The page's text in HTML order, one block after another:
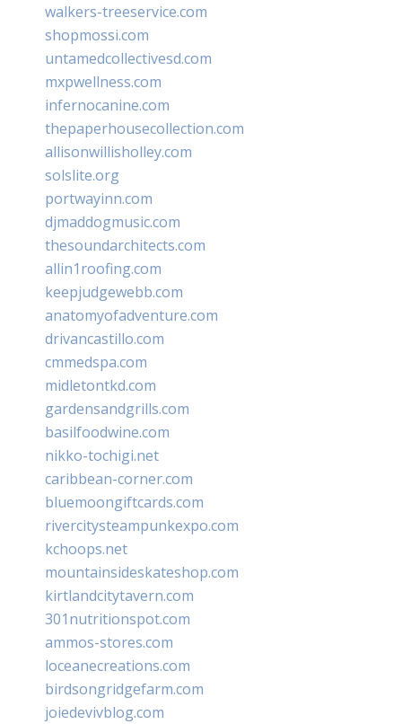
walkers-treeservice.com
shopmossi.com
untamedcollectivesd.com
mxpwellness.com
infernocanine.com
thepaperhousecollection.com
allisonwillisholley.com
solslite.org
portwayinn.com
djmaddogmusic.com
thesoundarchitects.com
allin1roofing.com
keepjudgewebb.com
anatomyofadventure.com
drivancastillo.com
cmmedspa.com
midletontkd.com
gardensandgrills.com
basilfoodwine.com
nikko-tochigi.net
caribbean-corner.com
bluemoongiftcards.com
rivercitysteampunkexpo.com
kchoops.net
mountainsideskateshop.com
kirtlandcitytavern.com
301nutritionspot.com
ammos-stores.com
loceanecreations.com
birdsongridgefarm.com
joiedevivblog.com